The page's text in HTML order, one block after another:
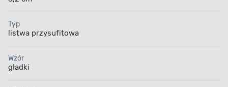
Typ
listwa przysufitowa
Wzór
gładki